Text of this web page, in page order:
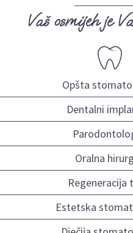
Vaš osmijeh je
Opšta
Dentalni
Oralna
Regeneracija
Estetska